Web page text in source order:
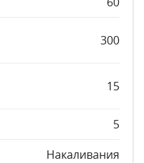
300
15
5
Накаливания